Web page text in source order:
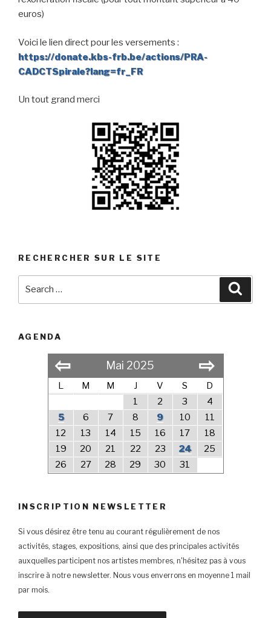
euros)
Voici le lien direct pour les versements :
https://donate.kbs-frb.be/actions/PRA-
CADCTSpirale?lang=fr_FR
Un tout grand merci
RECHERCHER SUR LE SITE
AGENDA
⇦ Mai 2025 ⇨
L M M J V S
D
1
2 3
4
5
6 7 8 9 10
11
12
13 14 15 16 17
18
19
20 21 22 23 24
25
26
27 28 29 30 31
INSCRIPTION NEWSLETTER
Si vous désirez être tenu au courant régulièrement de nos
activités, stages, expositions, ainsi que des principales activités
auxquelles participent nos artistes membres, n'hésitez pas à vous
inscrire à notre newsletter. Nous vous enverrons en moyenne 1 mail
par mois.